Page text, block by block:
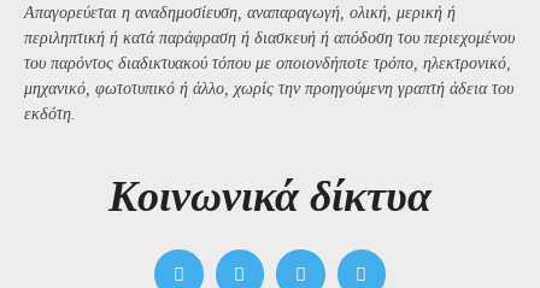
Απαγορεύεται η αναδημοσίευση, αναπαραγωγή, ολική, μερική ή
περιληπτική ή κατά παράφραση ή διασκευή ή απόδοση του περιεχομένου
του παρόντος διαδικτυακού τόπου με οποιονδήποτε τρόπο, ηλεκτρονικό,
μηχανικό, φωτοτυπικό ή άλλο, χωρίς την προηγούμενη γραπτή άδεια του
εκδότη.
Kοινωνικά δίκτυα